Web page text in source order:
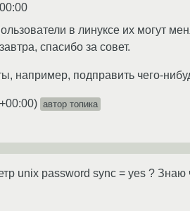
в линуксе их могут
спасибо за совет.
например, подправить чего-
) автор топика
unix password sync = yes ?